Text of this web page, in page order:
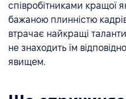
співробітниками кращої
бажаною плинністю
втрачає найкращі
не знаходить їм
явищем.